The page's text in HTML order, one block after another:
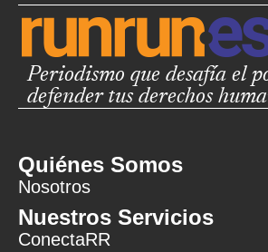
Periodismo que desafía el
defender tus derechos
Quiénes Somos
Nosotros
Nuestros Servicios
ConectaRR